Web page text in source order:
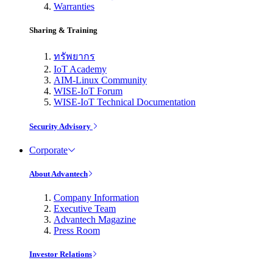
Warranties
Sharing & Training
ทรัพยากร
IoT Academy
AIM-Linux Community
WISE-IoT Forum
WISE-IoT Technical Documentation
Security Advisory
Corporate
About Advantech
Company Information
Executive Team
Advantech Magazine
Press Room
Investor Relations